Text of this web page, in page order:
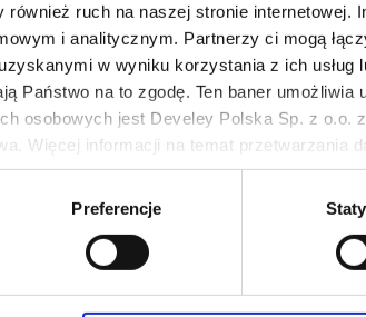
również ruch na naszej stronie internetowej.
i analitycznym. Partnerzy ci mogą
w wyniku korzystania z ich usług
Państwo na to zgodę. Ten baner
osobowych jest Develey Polska Sp. z o.o.
Więcej informacji na temat przetwarzania
Twoich preferencji tylko na naszej stronie.
w Warszawie przy ul. Batalionu
jest wPolityki prywatności
Preferencje
Dodaj wszystko do koszyka